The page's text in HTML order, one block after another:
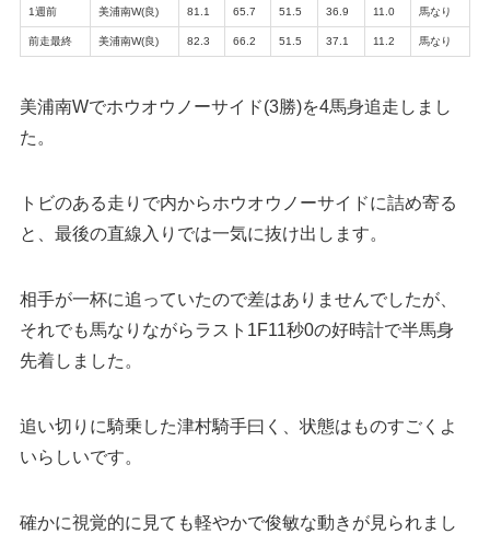
1週前 美浦南W(良) 81.1 65.7 51.5 36.9 11.0 馬なり
前走最終 美浦南W(良) 82.3 66.2 51.5 37.1 11.2 馬なり
美浦南Wでホウオウノーサイド(3勝)を4馬身追走しまし
た。
トビのある走りで内からホウオウノーサイドに詰め寄る
と、最後の直線入りでは一気に抜け出します。
相手が一杯に追っていたので差はありませんでしたが、
それでも馬なりながらラスト1F11秒0の好時計で半馬身
先着しました。
追い切りに騎乗した津村騎手曰く、状態はものすごくよ
いらしいです。
確かに視覚的に見ても軽やかで俊敏な動きが見られまし